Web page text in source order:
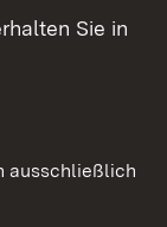
Sie in
ausschließlich